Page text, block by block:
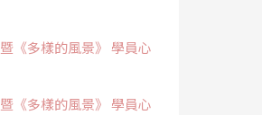
《多樣的風景》 學員心
《多樣的風景》 學員心